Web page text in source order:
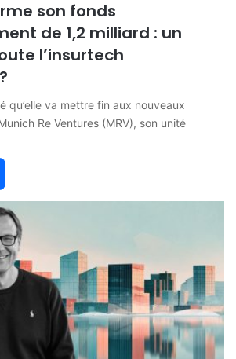
son fonds
de 1,2 milliard : un
l’insurtech
qu’elle va mettre fin aux nouveaux
Re Ventures (MRV), son unité